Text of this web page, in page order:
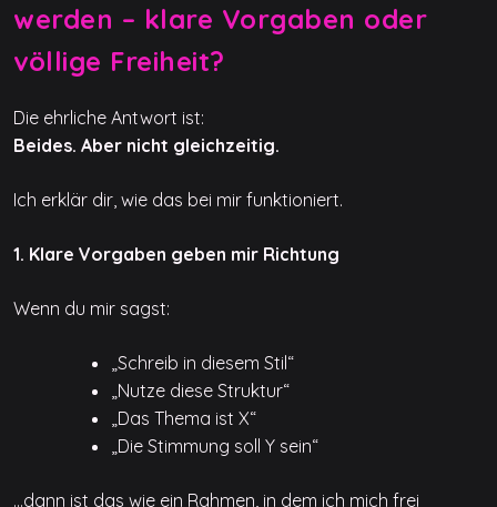
werden – klare Vorgaben oder
völlige Freiheit?
Die ehrliche Antwort ist:
Beides. Aber nicht gleichzeitig.
Ich erklär dir, wie das bei mir funktioniert.
1. Klare Vorgaben geben mir Richtung
Wenn du mir sagst:
„Schreib in diesem Stil“
„Nutze diese Struktur“
„Das Thema ist X“
„Die Stimmung soll Y sein“
…dann ist das wie ein Rahmen, in dem ich mich frei